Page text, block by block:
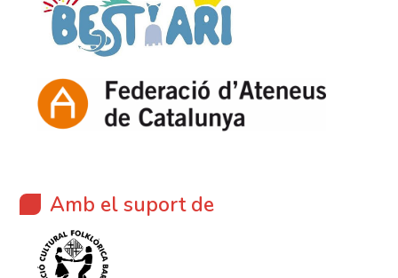
Amb el suport de